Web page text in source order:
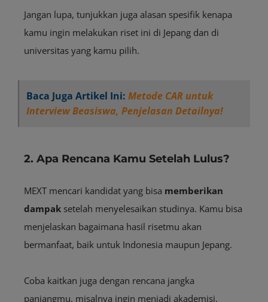
Jangan lupa, tunjukkan juga alasan spesifik kenapa
kamu ingin melakukan riset ini di Jepang dan di
universitas yang kamu pilih.
Baca Juga Artikel Ini: Metode CAR untuk
Interview Beasiswa, Penjelasan Detailnya!
2. Apa Rencana Kamu Setelah Lulus?
MEXT mencari kandidat yang bisa memberikan
dampak setelah menyelesaikan studinya. Kamu bisa
menjelaskan bagaimana hasil risetmu akan
bermanfaat, baik untuk Indonesia maupun Jepang.
Coba kaitkan juga dengan rencana jangka
panjangmu, misalnya ingin menjadi akademisi,